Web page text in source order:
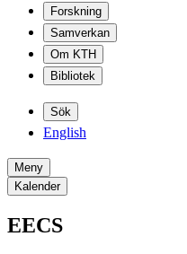
Forskning
Samverkan
Om KTH
Bibliotek
Sök
English
Meny
Kalender
EECS